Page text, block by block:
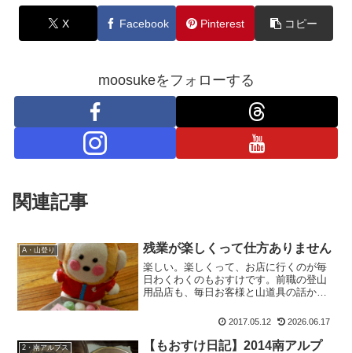
X Facebook Pinterest コピー
moosukeをフォローする
関連記事
A・山登り 残業が楽しくって仕方ありません
楽しい。楽しくって、お店に行くのが毎
日わくわくのもおすけです。前職の登山
用品店も、毎日お客様と山道具の話から
頂いたりして、めーっちゃ楽しかったん
施術している時間が楽しい...
2017.05.12 2026.06.17
2・南アルプス
【もおすけ日記】2014南アルプ